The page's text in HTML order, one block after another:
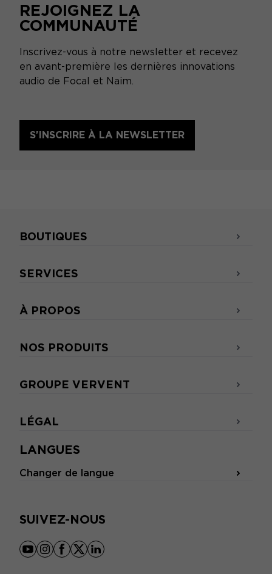
REJOIGNEZ LA
COMMUNAUTÉ
Inscrivez-vous à notre newsletter et recevez
en avant-première les dernières innovations
audio de Focal et Naim.
S'INSCRIRE À LA NEWSLETTER
LANGUES
Changer de langue
SUIVEZ-NOUS
youtube
instagram
facebook
x linkedin
BOUTIQUES
SERVICES
À PROPOS
NOS PRODUITS
GROUPE VERVENT
LÉGAL